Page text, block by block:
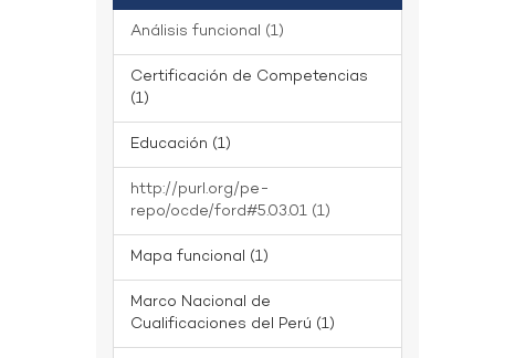
Análisis funcional (1)
Certificación de Competencias
(1)
Educación (1)
http://purl.org/pe-
repo/ocde/ford#5.03.01 (1)
Mapa funcional (1)
Marco Nacional de
Cualificaciones del Perú (1)